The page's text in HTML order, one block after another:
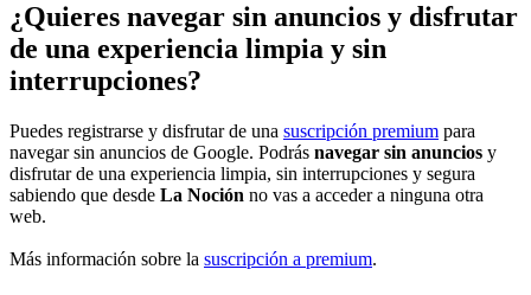
¿Quieres navegar sin anuncios y disfrutar
de una experiencia limpia y sin
interrupciones?
Puedes registrarse y disfrutar de una suscripción premium para
navegar sin anuncios de Google. Podrás navegar sin anuncios y
disfrutar de una experiencia limpia, sin interrupciones y segura
sabiendo que desde La Noción no vas a acceder a ninguna otra
web.
Más información sobre la suscripción a premium.